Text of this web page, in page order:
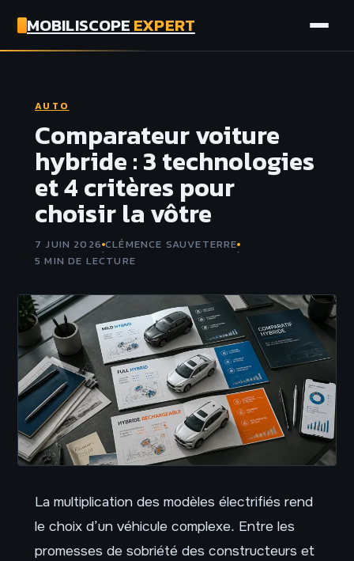
MOBILISCOPEEXPERT
ASSURANCE
AUTO
Comparateur voiture
hybride : 3 technologies
et 4 critères pour
choisir la vôtre
7 JUIN 2026·CLÉMENCE SAUVETERRE·
5 MIN DE LECTURE
La multiplication des modèles électrifiés rend
le choix d’un véhicule complexe. Entre les
promesses de sobriété des constructeurs et